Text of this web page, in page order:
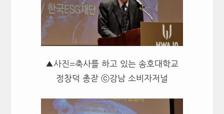
▲사진=축사를 하고 있는 송호대학교
정창덕 총잗 ⓒ강남 소비자저널